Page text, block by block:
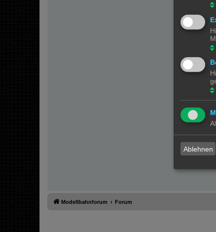
Modellbahnforum Forum
Ablehnen